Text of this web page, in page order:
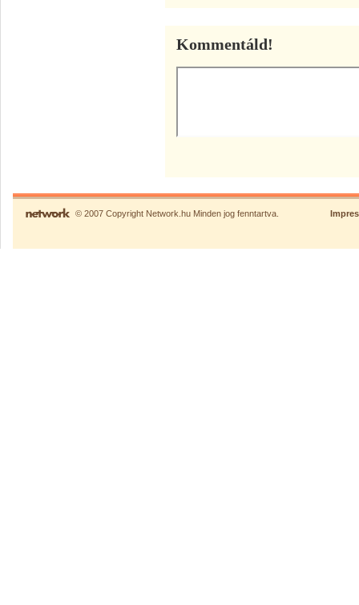
Kommentáld!
© 2007 Copyright Network.hu Minden jog fenntartva.